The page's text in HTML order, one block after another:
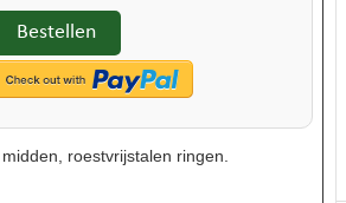
Bestellen
roestvrijstalen ringen.